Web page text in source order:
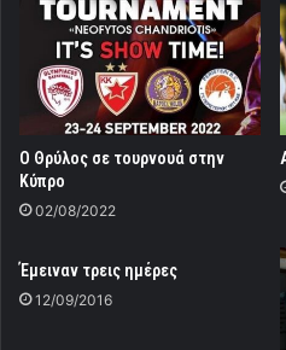
Ο Θρύλος σε τουρνουά στην
Κύπρο
02/08/2022
Έμειναν τρεις ημέρες
12/09/2016